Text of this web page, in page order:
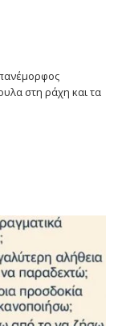
στη ράχη και τα